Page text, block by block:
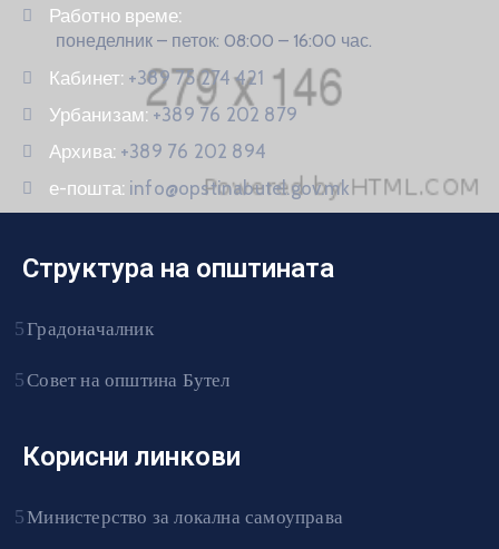
Работно време:
понеделник – петок: 08:00 – 16:00 час.
Кабинет: +389 75 274 421
Урбанизам: +389 76 202 879
Архива: +389 76 202 894
е-пошта: info@opstinabutel.gov.mk
Структура на општината
Градоначалник
Совет на општина Бутел
Корисни линкови
Министерство за локална самоуправа